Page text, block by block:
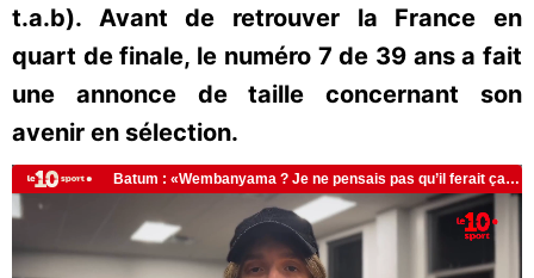
t.a.b). Avant de retrouver la France en
quart de finale, le numéro 7 de 39 ans a fait
une annonce de taille concernant son
avenir en sélection.